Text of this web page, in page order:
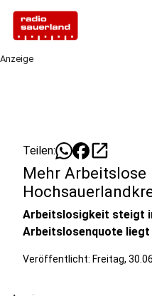
Anzeige
Teilen: open_in_new
Mehr Arbeitslose
Arbeitslosigkeit steigt
Arbeitslosenquote liegt
Veröffentlicht: Freitag,